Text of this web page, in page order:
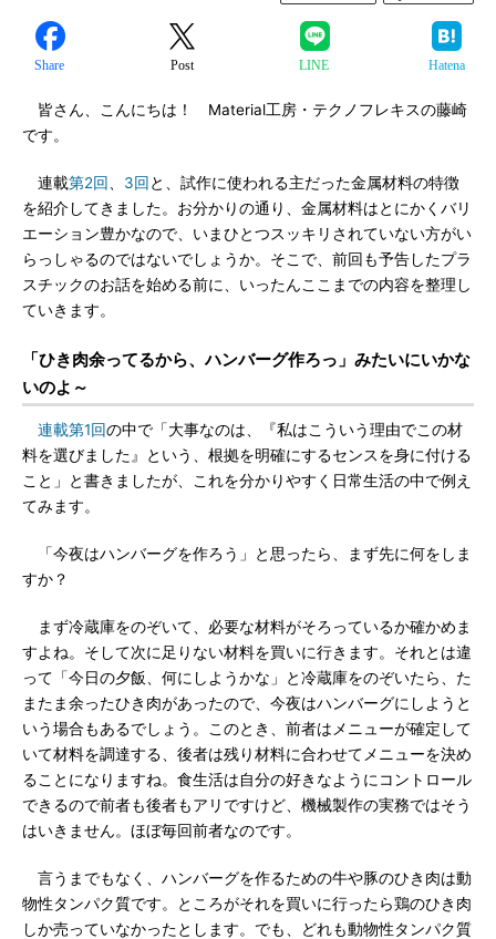
Share Post LINE Hatena
皆さん、こんにちは！ Material工房・テクノフレキスの藤崎
です。
連載第2回 3回 と、試作に使われる主だった金属材料の特徴
を紹介してきました。お分かりの通り、金属材料はとにかくバリ
エーション豊かなので、いまひとつスッキリされていない方がい
らっしゃるのではないでしょうか。そこで、前回も予告したプラ
スチックのお話を始める前に、いったんここまでの内容を整理し
ていきます。
「ひき肉余ってるから、ハンバーグ作ろっ」みたいにいかな
いのよ～
連載第1回の中で「大事なのは、『私はこういう理由でこの材
料を選びました』という、根拠を明確にするセンスを身に付ける
こと」と書きましたが、これを分かりやすく日常生活の中で例え
てみます。
「今夜はハンバーグを作ろう」と思ったら、まず先に何をしま
すか？
まず冷蔵庫をのぞいて、必要な材料がそろっているか確かめま
すよね。そして次に足りない材料を買いに行きます。それとは違
って「今日の夕飯、何にしようかな」と冷蔵庫をのぞいたら、た
またま余ったひき肉があったので、今夜はハンバーグにしようと
いう場合もあるでしょう。このとき、前者はメニューが確定して
いて材料を調達する、後者は残り材料に合わせてメニューを決め
ることになりますね。食生活は自分の好きなようにコントロール
できるので前者も後者もアリですけど、機械製作の実務ではそう
はいきません。ほぼ毎回前者なのです。
言うまでもなく、ハンバーグを作るための牛や豚のひき肉は動
物性タンパク質です。ところがそれを買いに行ったら鶏のひき肉
しか売っていなかったとします。でも、どれも動物性タンパク質